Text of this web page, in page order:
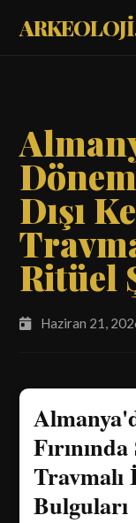
Dışı
Ritüel
Haziran 21,
Travmalı
Bulguları